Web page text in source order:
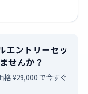
エントリーセッ
せんか？
格 ¥29,000 で今すぐ